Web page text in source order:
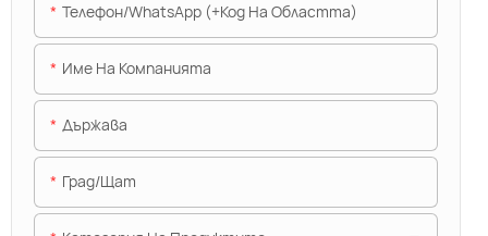
Телефон/WhatsApp (+Код На Областта)
Име На Компанията
Държава
Град/щат